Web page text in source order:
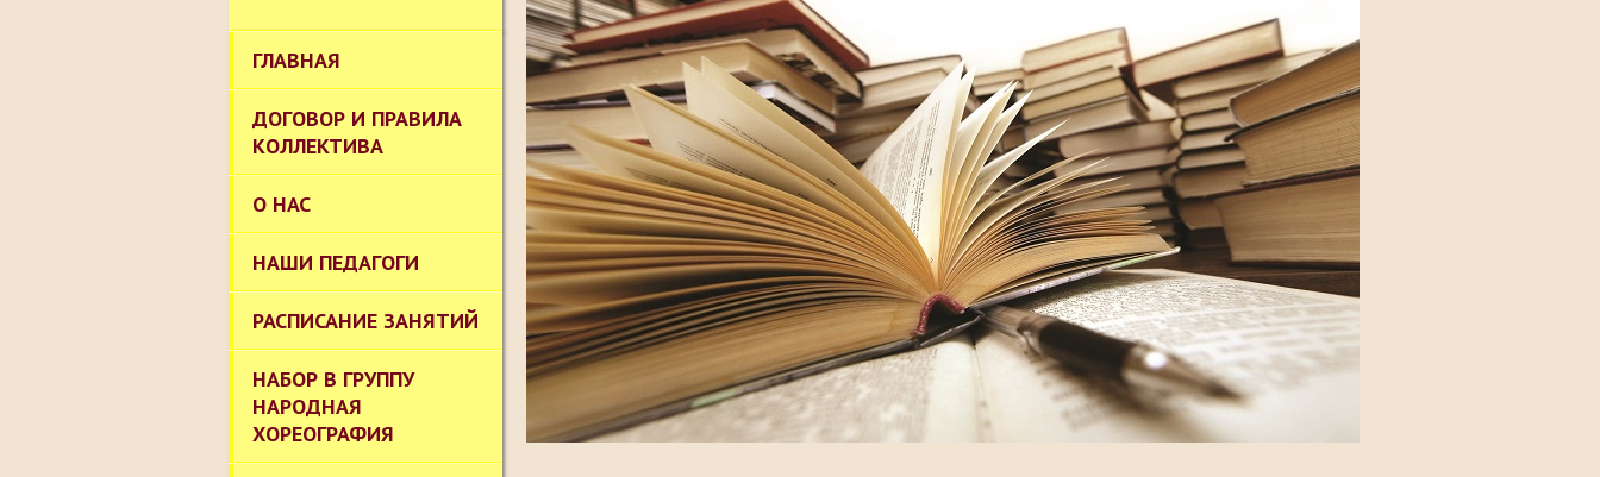
ГЛАВНАЯ
ДОГОВОР И ПРАВИЛА
КОЛЛЕКТИВА
О НАС
НАШИ ПЕДАГОГИ
РАСПИСАНИЕ ЗАНЯТИЙ
НАБОР В ГРУППУ
НАРОДНАЯ
ХОРЕОГРАФИЯ